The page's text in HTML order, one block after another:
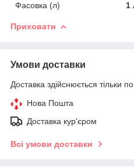
Фасовка (л)
1
Приховати
Умови доставки
Доставка здійснюється тільки
Нова Пошта
Доставка кур'єром
Всі умови доставки